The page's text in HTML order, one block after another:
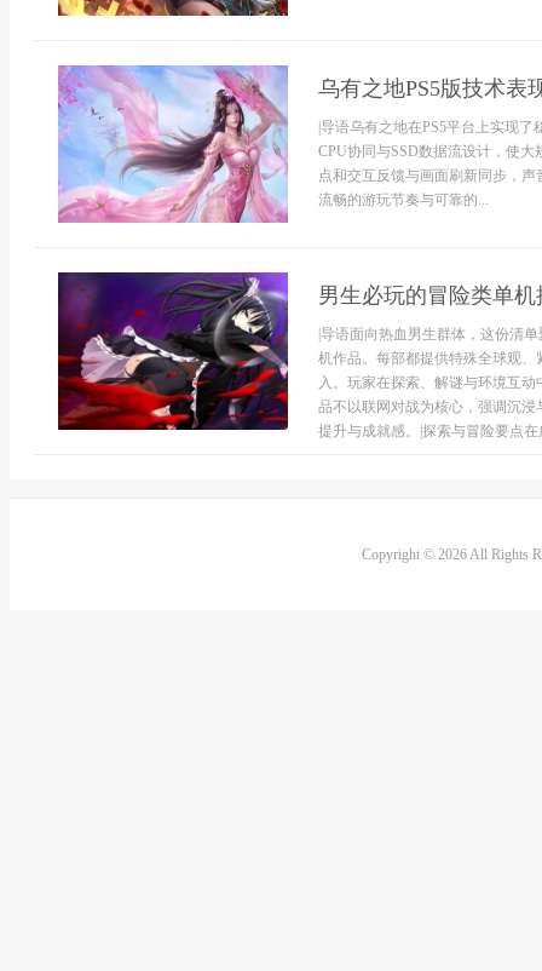
乌有之地PS5版技术表
|导语乌有之地在PS5平台上实现
CPU协同与SSD数据流设计，使
点和交互反馈与画面刷新同步，
流畅的游玩节奏与可靠的...
男生必玩的冒险类单机
|导语面向热血男生群体，这份清
机作品。每部都提供特殊全球观
入。玩家在探索、解谜与环境互
品不以联网对战为核心，强调沉
提升与成就感。|探索与冒险要点
Copyright © 2026 All Rights